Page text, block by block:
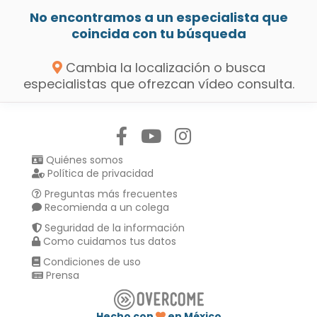
No encontramos a un especialista que
coincida con tu búsqueda
Cambia la localización o busca
especialistas que ofrezcan vídeo consulta.
Quiénes somos
Política de privacidad
Preguntas más frecuentes
Recomienda a un colega
Seguridad de la información
Como cuidamos tus datos
Condiciones de uso
Prensa